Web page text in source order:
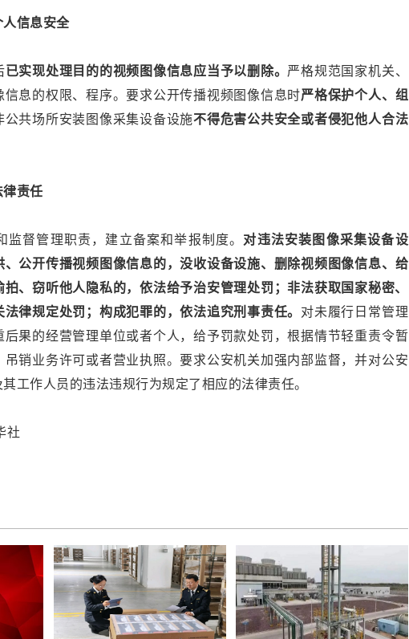
信息安全
已实现处理目的的视频图像信息应当予以删除。 严格规范国家机关、
息的权限、程序。要求公开传播视频图像信息时严格保护个人、组
公共场所安装图像采集设备设施不得危害公共安全或者侵犯他人合法
责任
监督管理职责，建立备案和举报制度。 对违法安装图像采集设备设
公开传播视频图像信息的，没收设备设施、删除视频图像信息、给
、窃听他人隐私的，依法给予治安管理处罚；非法获取国家秘密、
律规定处罚；构成犯罪的，依法追究刑事责任。 对未履行日常管理
果的经营管理单位或者个人，给予罚款处罚，根据情节轻重责令暂
销业务许可或者营业执照。要求公安机关加强内部监督，并对公安
工作人员的违法违规行为规定了相应的法律责任。
社